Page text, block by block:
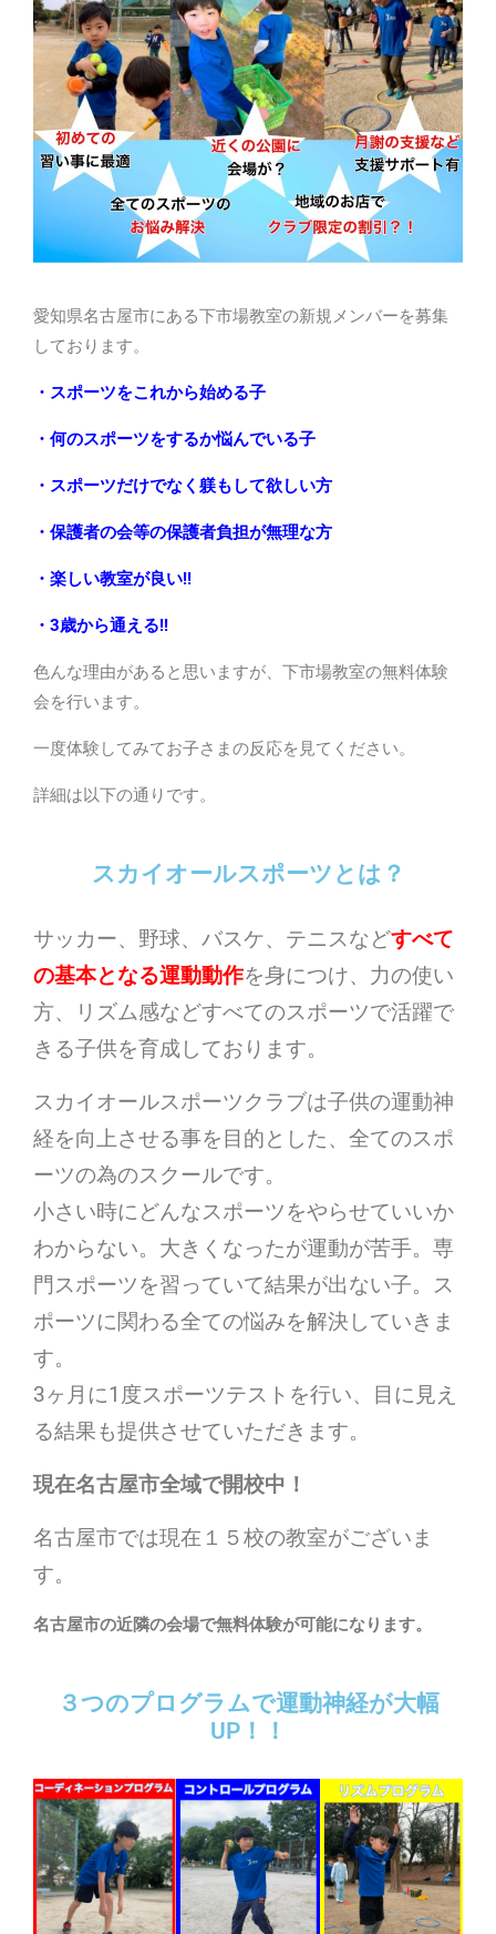
愛知県名古屋市にある下市場教室の新規メンバーを募集
しております。
・スポーツをこれから始める子
・何のスポーツをするか悩んでいる子
・スポーツだけでなく躾もして欲しい方
・保護者の会等の保護者負担が無理な方
・楽しい教室が良い!!
・3歳から通える!!
色んな理由があると思いますが、下市場教室の無料体験
会を行います。
一度体験してみてお子さまの反応を見てください。
詳細は以下の通りです。
スカイオールスポーツとは？
サッカー、野球、バスケ、テニスなどすべて
の基本となる運動動作を身につけ、力の使い
方、リズム感などすべてのスポーツで活躍で
きる子供を育成しております。
スカイオールスポーツクラブは子供の運動神
経を向上させる事を目的とした、全てのスポ
ーツの為のスクールです。
小さい時にどんなスポーツをやらせていいか
わからない。大きくなったが運動が苦手。専
門スポーツを習っていて結果が出ない子。ス
ポーツに関わる全ての悩みを解決していきま
す。
3ヶ月に1 度スポーツテストを行い、目に見え
る結果も提供させていただきます。
現在名古屋市全域で開校中！
名古屋市では現在１５校の教室がございま
す。
名古屋市の近隣の会場で無料体験が可能になります。
３つのプログラムで運動神経が大幅
UP！！